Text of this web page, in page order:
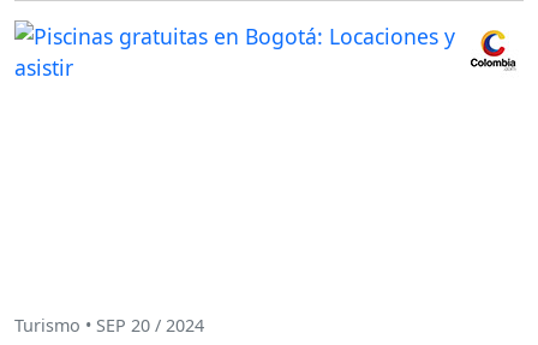
Turismo • SEP 20 / 2024